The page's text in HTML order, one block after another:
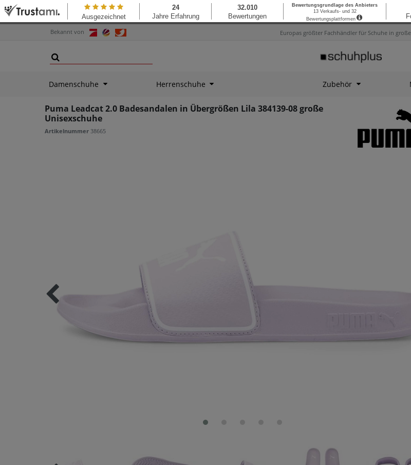
Bekannt von Europas größter Fachhändler für Schuhe in
Damenschuhe Herrenschuhe Zubehör
Puma Leadcat 2.0 Badesandalen in Übergrößen Lila 384139-08 große
Unisexschuhe
Artikelnummer 38665